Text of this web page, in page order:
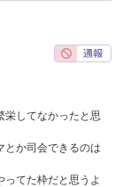
栄してなかったと思
とか司会できるのは
ってた枠だと思うよ